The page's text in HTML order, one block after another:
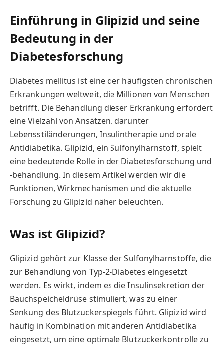
Einführung in Glipizid und seine
Bedeutung in der
Diabetesforschung
Diabetes mellitus ist eine der häufigsten chronischen
Erkrankungen weltweit, die Millionen von Menschen
betrifft. Die Behandlung dieser Erkrankung erfordert
eine Vielzahl von Ansätzen, darunter
Lebensstiländerungen, Insulintherapie und orale
Antidiabetika. Glipizid, ein Sulfonylharnstoff, spielt
eine bedeutende Rolle in der Diabetesforschung und
-behandlung. In diesem Artikel werden wir die
Funktionen, Wirkmechanismen und die aktuelle
Forschung zu Glipizid näher beleuchten.
Was ist Glipizid?
Glipizid gehört zur Klasse der Sulfonylharnstoffe, die
zur Behandlung von Typ-2-Diabetes eingesetzt
werden. Es wirkt, indem es die Insulinsekretion der
Bauchspeicheldrüse stimuliert, was zu einer
Senkung des Blutzuckerspiegels führt. Glipizid wird
häufig in Kombination mit anderen Antidiabetika
eingesetzt, um eine optimale Blutzuckerkontrolle zu